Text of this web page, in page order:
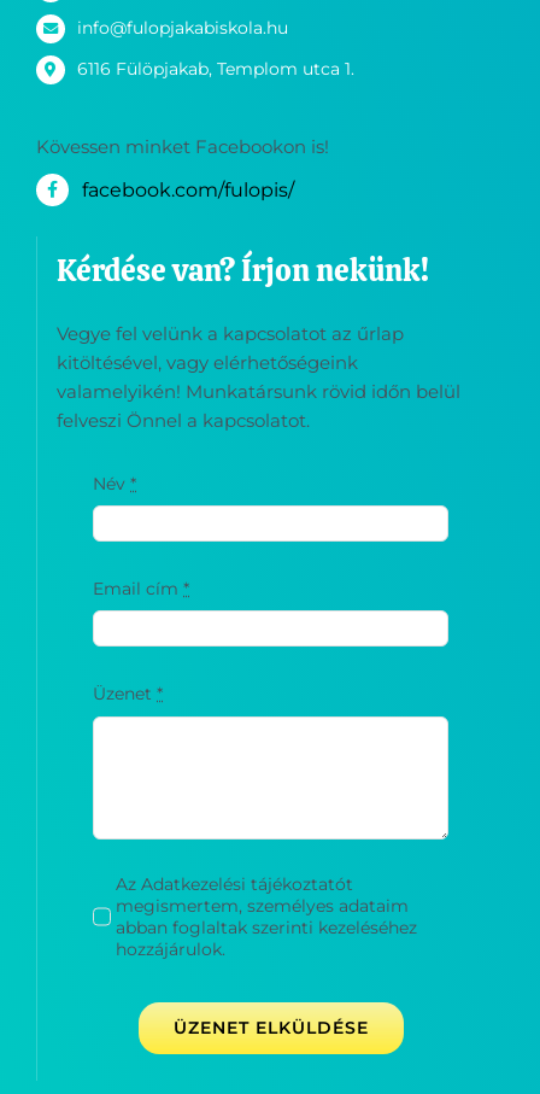
info@fulopjakabiskola.hu
6116 Fülöpjakab, Templom utca 1.
Kövessen minket Facebookon is!
facebook.com/fulopis/
Kérdése van? Írjon nekünk!
Vegye fel velünk a kapcsolatot az űrlap
kitöltésével, vagy elérhetőségeink
valamelyikén! Munkatársunk rövid időn belül
felveszi Önnel a kapcsolatot.
Név*
Email cím*
Üzenet*
Az Adatkezelési tájékoztatót
megismertem, személyes adataim
abban foglaltak szerinti kezeléséhez
hozzájárulok.
ÜZENET ELKÜLDÉSE